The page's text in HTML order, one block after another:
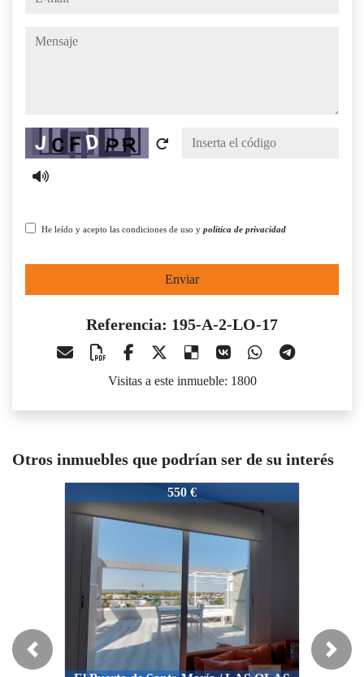
mensaje
Captcha
He leído y acepto las condiciones de uso y política de privacidad
Enviar
Referencia: 195-A-2-LO-17
Visitas a este inmueble: 1800
Otros inmuebles que podrían ser de su interés
195-A-2-LO-17750 €
Previous Next